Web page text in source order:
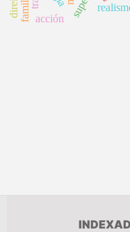
acción